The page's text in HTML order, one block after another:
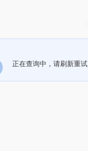
正在查询中，请刷新重试